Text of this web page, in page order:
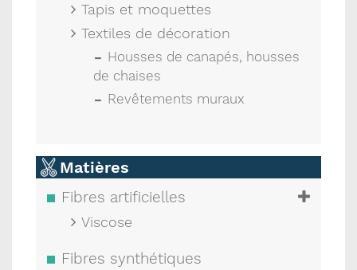
Tapis et moquettes
Textiles de décoration
Housses de canapés, housses
de chaises
Revêtements muraux
Matières
Fibres artificielles
Viscose
Fibres synthétiques